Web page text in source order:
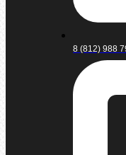
8 (812) 988